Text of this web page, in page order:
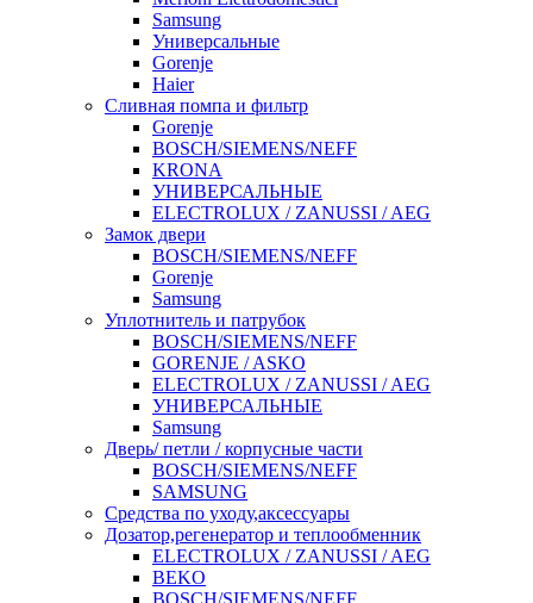
Samsung
Универсальные
Gorenje
Haier
Сливная помпа и фильтр
Gorenje
BOSCH/SIEMENS/NEFF
KRONA
УНИВЕРСАЛЬНЫЕ
ELECTROLUX / ZANUSSI / AEG
Замок двери
BOSCH/SIEMENS/NEFF
Gorenje
Samsung
Уплотнитель и патрубок
BOSCH/SIEMENS/NEFF
GORENJE / ASKO
ELECTROLUX / ZANUSSI / AEG
УНИВЕРСАЛЬНЫЕ
Samsung
Дверь/ петли / корпусные части
BOSCH/SIEMENS/NEFF
SAMSUNG
Средства по уходу,аксессуары
Дозатор,регенератор и теплообменник
ELECTROLUX / ZANUSSI / AEG
BEKO
BOSCH/SIEMENS/NEFF